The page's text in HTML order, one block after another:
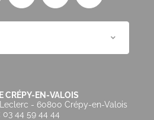
CRÉPY-EN-VALOIS
- 60800 Crépy-en-Valois
03 44 59 44 44